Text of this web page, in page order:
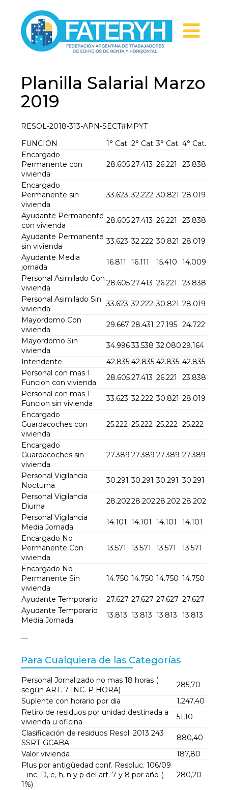
Planilla Salarial Marzo
2019
RESOL-2018-313-APN-SECT#MPYT
FUNCION
1° Cat. 2° Cat. 3° Cat. 4° Cat.
Encargado
Permanente con
vivienda
28.60527.413 26.221 23.838
Encargado
Permanente sin
vivienda
33.623 32.222 30.821 28.019
Ayudante Permanente
con vivienda
28.60527.413 26.221
23.838
Ayudante Permanente
sin vivienda
33.623 32.222 30.821 28.019
Ayudante Media
jornada
16.811 16.111 15.410
14.009
Personal Asimilado Con
vivienda
28.60527.413 26.221
23.838
Personal Asimilado Sin
vivienda
33.623 32.222 30.821 28.019
Mayordomo Con
vivienda
29.667 28.431 27.195 24.722
Mayordomo Sin
vivienda
34.99633.538 32.08029.164
Intendente
42.835 42.835 42.835 42.835
Personal con mas 1
Funcion con vivienda
28.60527.413 26.221
23.838
Personal con mas 1
Funcion sin vivienda
33.623 32.222 30.821 28.019
Encargado
Guardacoches con
vivienda
25.222 25.222 25.222 25.222
Encargado
Guardacoches sin
vivienda
27.389 27.389 27.389 27.389
Personal Vigilancia
Nocturna
30.291 30.291 30.291 30.291
Personal Vigilancia
Diurna
28.20228.20228.202 28.202
Personal Vigilancia
Media Jornada
14.101 14.101 14.101
14.101
Encargado No
Permanente Con
vivienda
13.571 13.571 13.571 13.571
Encargado No
Permanente Sin
vivienda
14.750 14.750 14.750 14.750
Ayudante Temporario 27.627 27.627 27.627 27.627
Ayudante Temporario
Media Jornada
13.813 13.813 13.813 13.813
—
Para Cualquiera de las Categorías
Personal Jornalizado no mas 18 horas (
según ART. 7 INC. P HORA)
285,70
Suplente con horario por dia
1.247,40
Retiro de residuos por unidad destinada a
vivienda u oficina
51,10
Clasificación de residuos Resol. 2013 243
SSRT-GCABA
880,40
Valor vivienda
187,80
Plus por antigüedad conf. Resoluc. 106/09
– inc. D, e, h, n y p del art. 7 y 8 por año (
1%)
280,20